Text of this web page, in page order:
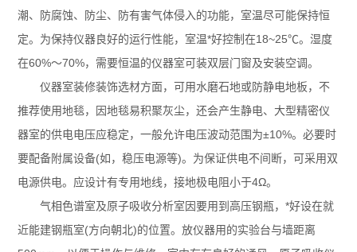
潮、防腐蚀、防尘、防有害气体侵入的功能，室温尽可能保持恒
定。为保持仪器良好的运行性能，室温*好控制在18~25℃。湿度
在60%～70%，需要恒温的仪器室可装双层门窗及安装空调。
仪器室装修装饰选材方面，可用水磨石地或防静电地板，不
推荐使用地毯，因地毯易积聚灰尘，还会产生静电、大型精密仪
器室的供电电压应稳定，一般允许电压波动范围为±10%。必要时
要配备附属设备(如，稳压电源等)。为保证供电不间断，可采用双
电源供电。应设计有专用地线，接地极电阻小于4Ω。
气相色谱室及原子吸收分析室因要用到高压钢瓶，*好设在就
近能建钢瓶室(方向朝北)的位置。放仪器用的实验台与墙距离